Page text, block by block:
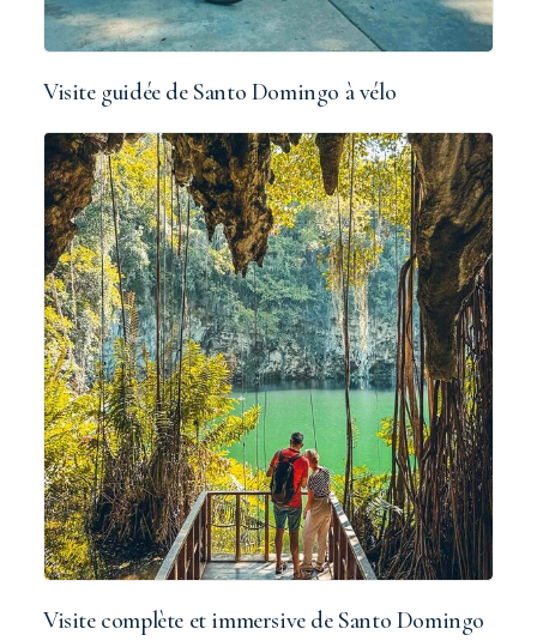
Visite guidée de Santo Domingo à vélo
Visite complète et immersive de Santo Domingo